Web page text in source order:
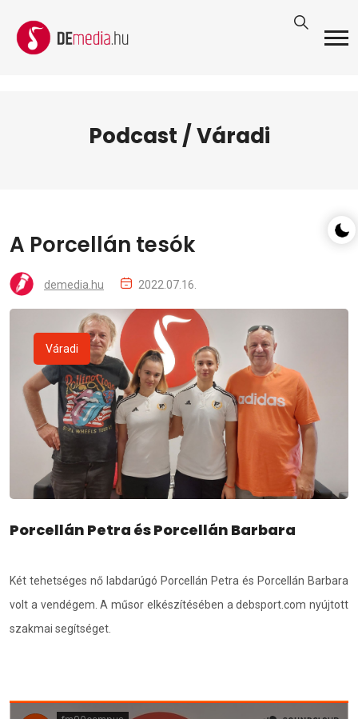
Podcast / Váradi
A Porcellán tesók
demedia.hu 2022.07.16.
Váradi
Porcellán Petra és Porcellán Barbara
Két tehetséges nő labdarúgó Porcellán Petra és Porcellán Barbara
volt a vendégem. A műsor elkészítésében a debsport.com nyújtott
szakmai segítséget.